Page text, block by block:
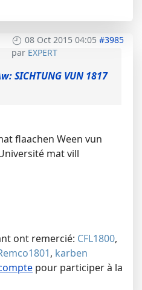
08 Oct 2015 04:05 #3985
par EXPERT
SICHTUNG VUN 1817
flaachen Ween vun
mat vill
ont remercié: CFL1800,
, karben
pour participer à la